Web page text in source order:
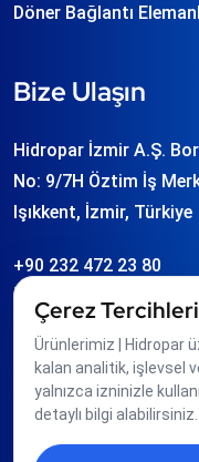
Döner Bağlantı
Bize Ulaşın
Hidropar İzmir A.Ş.
No: 9/7H Öztim İş
Işıkkent, İzmir, Türkiye
+90 232 472 23 80
info
Üyeliklerimiz
Çerez
Ürünlerimiz | Hidropar
kalan analitik, işlevsel
yalnızca izninizle
detaylı bilgi alabilirsiniz.